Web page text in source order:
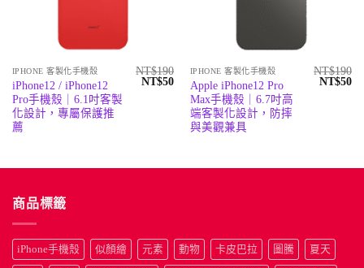
IPHONE 客製化手機殼
iPhone12 / iPhone12
Pro手機殼｜6.1吋客製
化設計，專屬保護推
薦
NT$190
原
NT$50目
格：
NT$50。
IPHONE 客製化手機殼
Apple iPhone12 Pro
Max手機殼｜6.7吋高
端客製化設計，防摔
與美觀兼具
NT$190
原
NT$50目
商品標籤
iPhone手機殼 似顏繪 元素 動物 卡皮巴拉 圖騰 夏天